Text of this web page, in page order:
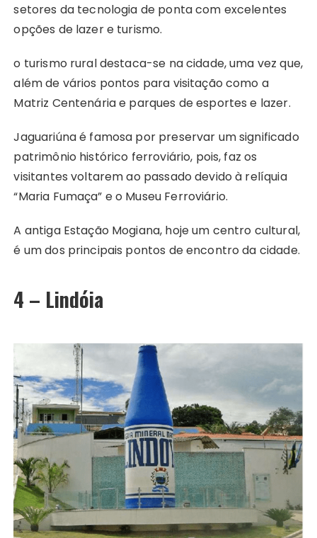
setores da tecnologia de ponta com excelentes
opções de lazer e turismo.
o turismo rural destaca-se na cidade, uma vez que,
além de vários pontos para visitação como a
Matriz Centenária e parques de esportes e lazer.
Jaguariúna é famosa por preservar um significado
patrimônio histórico ferroviário, pois, faz os
visitantes voltarem ao passado devido à relíquia
“Maria Fumaça” e o Museu Ferroviário.
A antiga Estação Mogiana, hoje um centro cultural,
é um dos principais pontos de encontro da cidade.
4 – Lindóia